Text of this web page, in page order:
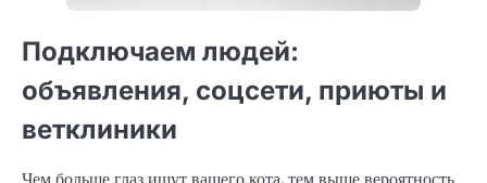
Подключаем людей:
объявления, соцсети, приюты и
ветклиники